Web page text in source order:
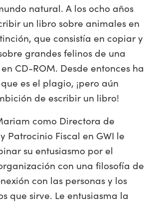
natural. A los ocho años
un libro sobre animales en
que consistía en copiar y
grandes felinos de una
CD-ROM. Desde entonces ha
es el plagio, ¡pero aún
de escribir un libro!
como Directora de
Patrocinio Fiscal en GWI le
su entusiasmo por el
con una filosofía de
con las personas y los
que sirve. Le entusiasma la